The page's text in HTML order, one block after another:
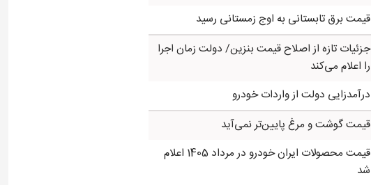
قیمت برق تابستانی به اوج زمستانی رسید
جزئیات تازه از اصلاح قیمت بنزین/ دولت زمان اجرا
را اعلام می‌کند
درآمدزایی دولت از واردات خودرو
قیمت گوشت و مرغ پایین‌تر نمی‌آید
قیمت محصولات ایران خودرو در مرداد 1405 اعلام
شد